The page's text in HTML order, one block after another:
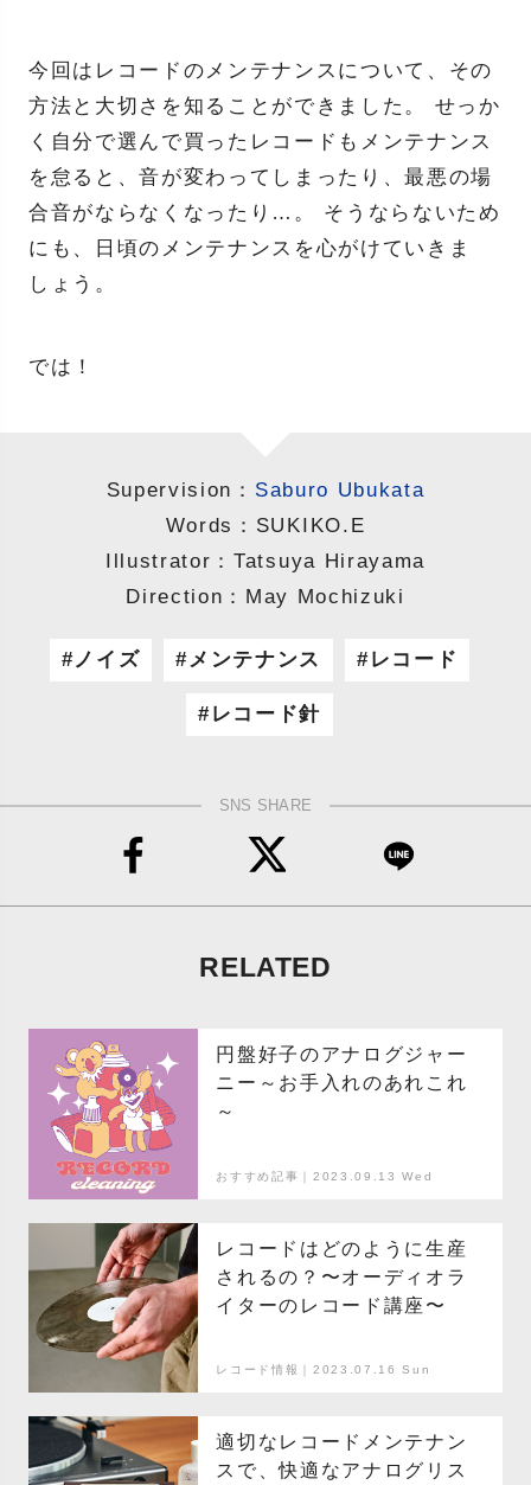
今回はレコードのメンテナンスについて、その
方法と大切さを知ることができました。 せっか
く自分で選んで買ったレコードもメンテナンス
を怠ると、音が変わってしまったり、最悪の場
合音がならなくなったり…。 そうならないため
にも、日頃のメンテナンスを心がけていきま
しょう。
では！
Supervision： Saburo Ubukata
Words：SUKIKO.E
Illustrator：Tatsuya Hirayama
Direction：May Mochizuki
ノイズ メンテナンス レコード
レコード針
SNS SHARE
RELATED
円盤好子のアナログジャー
ニー～お手入れのあれこれ
～
おすすめ記事｜2023.09.13 Wed
レコードはどのように生産
されるの？〜オーディオラ
イターのレコード講座〜
レコード情報｜2023.07.16 Sun
適切なレコードメンテナン
スで、快適なアナログリス